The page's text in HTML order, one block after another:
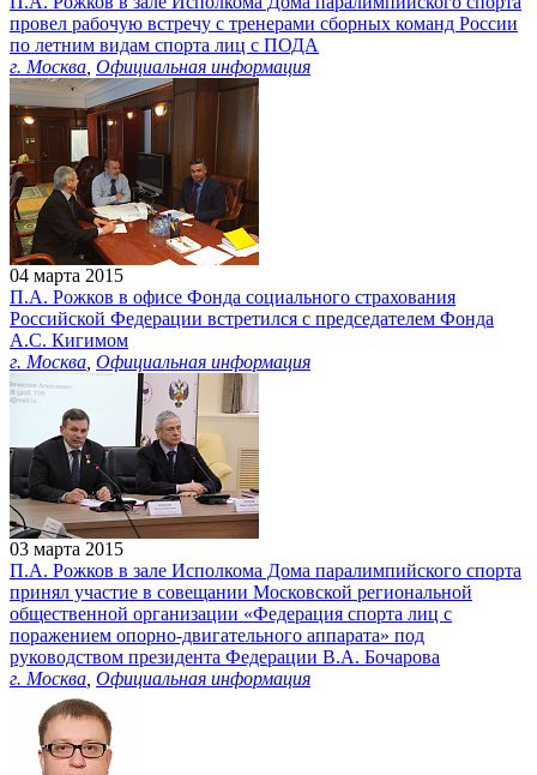
провел рабочую встречу с тренерами сборных команд России
по летним видам спорта лиц с ПОДА
г. Москва Официальная информация
04 марта 2015
П.А. Рожков в офисе Фонда социального страхования
Российской Федерации встретился с председателем Фонда
А.С. Кигимом
г. Москва Официальная информация
03 марта 2015
П.А. Рожков в зале Исполкома Дома паралимпийского спорта
принял участие в совещании Московской региональной
общественной организации «Федерация спорта лиц с
поражением опорно-двигательного аппарата» под
руководством президента Федерации В.А. Бочарова
г. Москва Официальная информация